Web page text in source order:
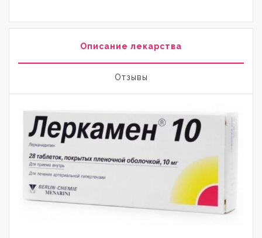
Описание лекарства
Отзывы